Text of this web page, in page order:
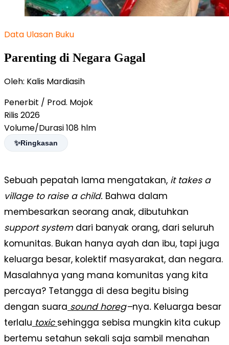
Data Ulasan Buku
Parenting di Negara Gagal
Oleh: Kalis Mardiasih
Penerbit / Prod. Mojok
Rilis2026
Volume/Durasi108 hlm
✨Ringkasan
PARENTING PASCAMODERN:
MENGASUH DENGAN POLITIS
Sebuah pepatah lama mengatakan, it takes a
village to raise a child. Bahwa dalam
membesarkan seorang anak, dibutuhkan
support system dari banyak orang, dari seluruh
komunitas. Bukan hanya ayah dan ibu, tapi juga
keluarga besar, kolektif masyarakat, dan negara.
Masalahnya yang mana komunitas yang kita
percaya? Tetangga di desa begitu bising
dengan suara sound horeg–nya. Keluarga besar
terlalu toxicsehingga sebisa mungkin kita cukup
bertemu setahun sekali saja sambil menahan